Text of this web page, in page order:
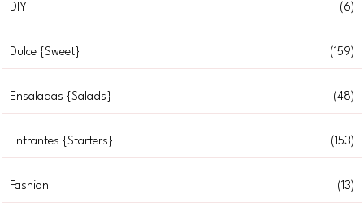
DIY (6)
Dulce {Sweet} (159)
Ensaladas {Salads} (48)
Entrantes {Starters} (153)
Fashion (13)